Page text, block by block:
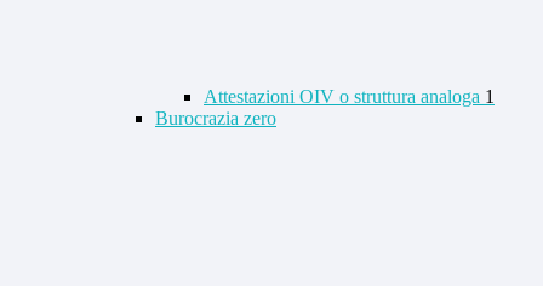
Attestazioni OIV o struttura analoga 1
Burocrazia zero